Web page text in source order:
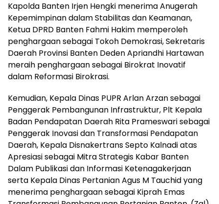
Kapolda Banten Irjen Hengki menerima Anugerah
Kepemimpinan dalam Stabilitas dan Keamanan,
Ketua DPRD Banten Fahmi Hakim memperoleh
penghargaan sebagai Tokoh Demokrasi, Sekretaris
Daerah Provinsi Banten Deden Apriandhi Hartawan
meraih penghargaan sebagai Birokrat Inovatif
dalam Reformasi Birokrasi.
Kemudian, Kepala Dinas PUPR Arlan Arzan sebagai
Penggerak Pembangunan Infrastruktur, Plt Kepala
Badan Pendapatan Daerah Rita Prameswari sebagai
Penggerak Inovasi dan Transformasi Pendapatan
Daerah, Kepala Disnakertrans Septo Kalnadi atas
Apresiasi sebagai Mitra Strategis Kabar Banten
Dalam Publikasi dan Informasi Ketenagakerjaan
serta Kepala Dinas Pertanian Agus M Tauchid yang
menerima penghargaan sebagai Kiprah Emas